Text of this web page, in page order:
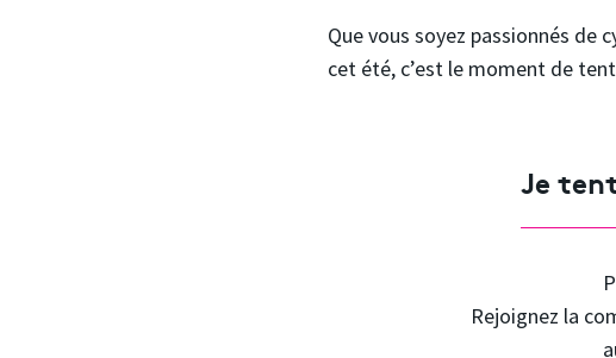
Que vous soyez passionnés de
cet été, c’est le moment de
Je
Rejoignez la